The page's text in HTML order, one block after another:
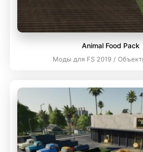
Animal Food Pack
Моды для FS 2019 /